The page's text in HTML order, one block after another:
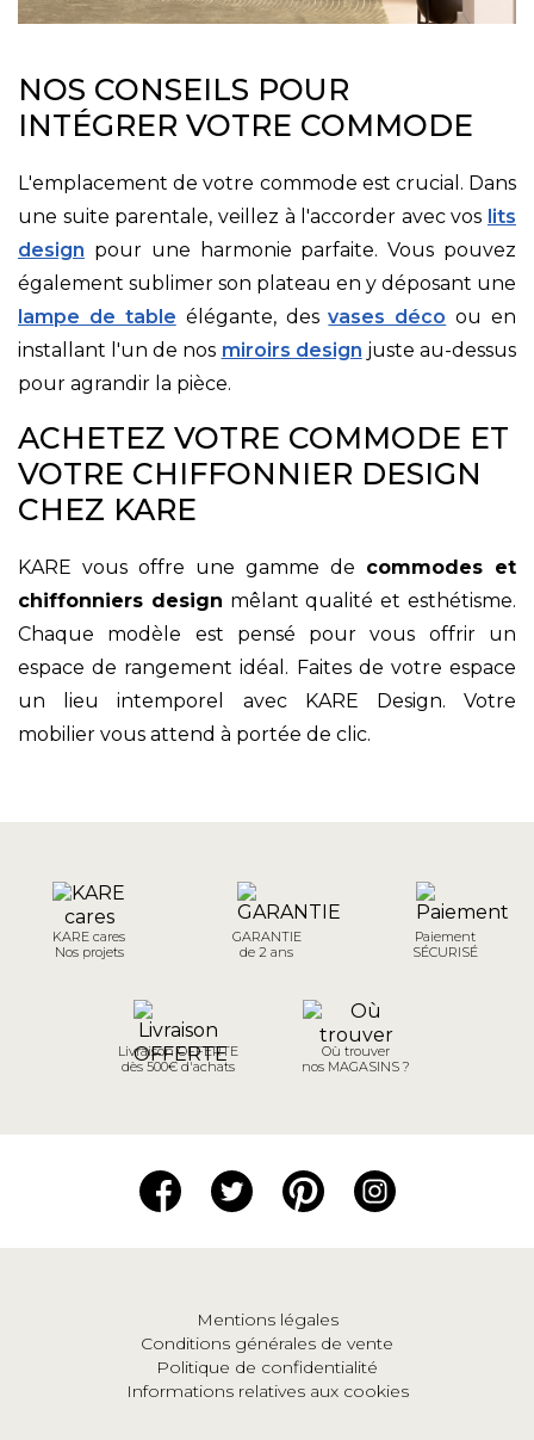
NOS CONSEILS POUR
INTÉGRER VOTRE COMMODE
L'emplacement de votre commode est crucial. Dans
une suite parentale, veillez à l'accorder avec vos lits
design pour une harmonie parfaite. Vous pouvez
également sublimer son plateau en y déposant une
lampe de table élégante, desvases déco ou en
installant l'un de nos miroirs design juste au-dessus
pour agrandir la pièce.
ACHETEZ VOTRE COMMODE ET
VOTRE CHIFFONNIER DESIGN
CHEZ KARE
KARE vous offre une gamme de commodes et
chiffonniers design mêlant qualité et esthétisme.
Chaque modèle est pensé pour vous offrir un
espace de rangement idéal. Faites de votre espace
un lieu intemporel avec KARE Design. Votre
mobilier vous attend à portée de clic.
KARE cares
Nos projets
GARANTIE
de 2 ans
Paiement
SÉCURISÉ
Livraison OFFERTE
dès 500€ d'achats
Où trouver
nos MAGASINS ?
Mentions légales
Conditions générales de vente
Politique de confidentialité
Informations relatives aux cookies